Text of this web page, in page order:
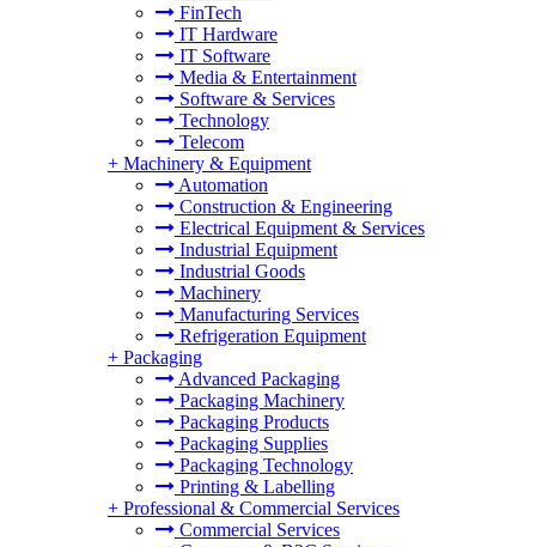
FinTech
IT Hardware
IT Software
Media & Entertainment
Software & Services
Technology
Telecom
+ Machinery & Equipment
Automation
Construction & Engineering
Electrical Equipment & Services
Industrial Equipment
Industrial Goods
Machinery
Manufacturing Services
Refrigeration Equipment
+ Packaging
Advanced Packaging
Packaging Machinery
Packaging Products
Packaging Supplies
Packaging Technology
Printing & Labelling
+ Professional & Commercial Services
Commercial Services